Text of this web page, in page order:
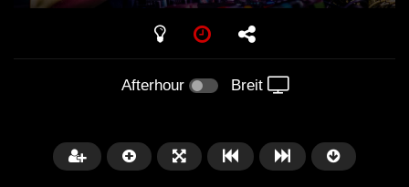
PLAY
Afterhour Breit